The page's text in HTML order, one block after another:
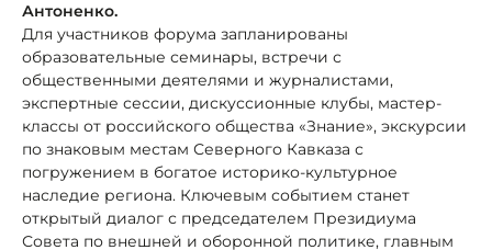
Антоненко.
Для участников форума запланированы
образовательные семинары, встречи с
общественными деятелями и журналистами,
экспертные сессии, дискуссионные клубы, мастер-
классы от российского общества «Знание», экскурсии
по знаковым местам Северного Кавказа с
погружением в богатое историко-культурное
наследие региона. Ключевым событием станет
открытый диалог с председателем Президиума
Совета по внешней и оборонной политике, главным